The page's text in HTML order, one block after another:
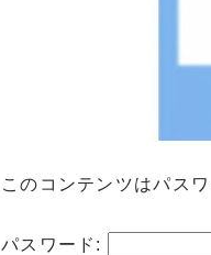
このコンテンツはパス
パスワード: